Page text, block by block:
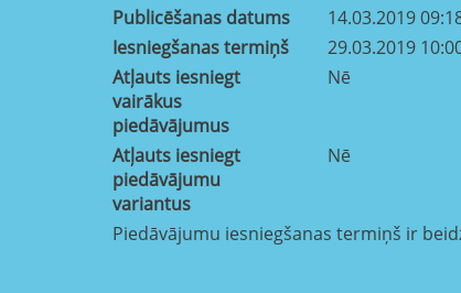
Publicēšanas datums
14.03.2019
Iesniegšanas termiņš
29.03.2019
Atļauts iesniegt
vairākus
piedāvājumus
Nē
Atļauts iesniegt
piedāvājumu
variantus
Nē
Piedāvājumu iesniegšanas termiņš ir